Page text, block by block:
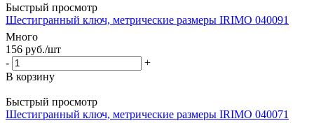
Быстрый просмотр
Шестигранный ключ, метрические размеры IRIMO 040091
Много
156 руб./шт
-
+
В корзину
Быстрый просмотр
Шестигранный ключ, метрические размеры IRIMO 040071